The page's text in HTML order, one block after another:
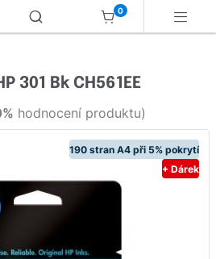
0
190 stran A4 při 5% pokrytí
+ Dárek
301 Bk CH561EE
hodnocení produktu)